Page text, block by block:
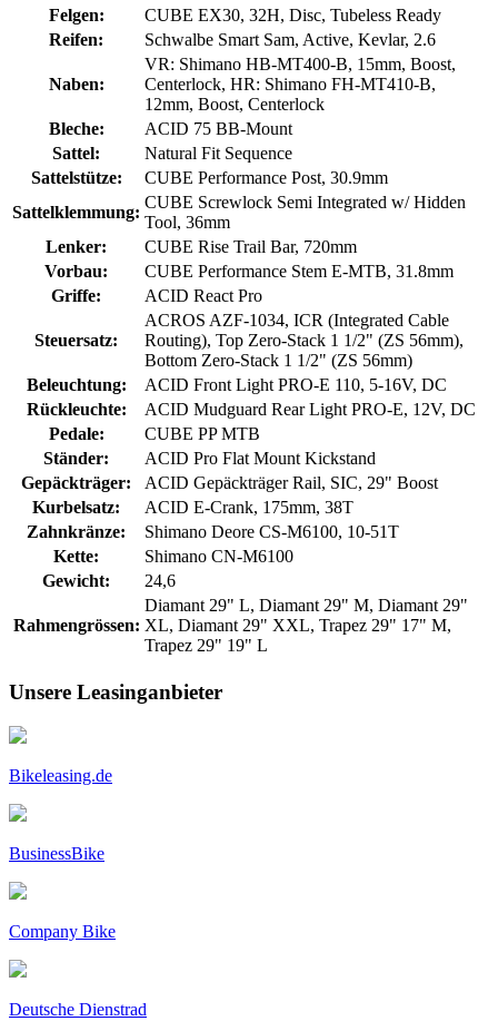
Felgen:
CUBE EX30, 32H, Disc, Tubeless Ready
Reifen:
Schwalbe Smart Sam, Active, Kevlar, 2.6
Naben:
VR: Shimano HB-MT400-B, 15mm, Boost,
Centerlock, HR: Shimano FH-MT410-B,
12mm, Boost, Centerlock
Bleche:
ACID 75 BB-Mount
Sattel:
Natural Fit Sequence
Sattelstütze:
CUBE Performance Post, 30.9mm
Sattelklemmung:
CUBE Screwlock Semi Integrated w/ Hidden
Tool, 36mm
Lenker:
CUBE Rise Trail Bar, 720mm
Vorbau:
CUBE Performance Stem E-MTB, 31.8mm
Griffe:
ACID React Pro
Steuersatz:
ACROS AZF-1034, ICR (Integrated Cable
Routing), Top Zero-Stack 1 1/2" (ZS 56mm),
Bottom Zero-Stack 1 1/2" (ZS 56mm)
Beleuchtung:
ACID Front Light PRO-E 110, 5-16V, DC
Rückleuchte:
ACID Mudguard Rear Light PRO-E, 12V, DC
Pedale:
CUBE PP MTB
Ständer:
ACID Pro Flat Mount Kickstand
Gepäckträger:
ACID Gepäckträger Rail, SIC, 29" Boost
Kurbelsatz:
ACID E-Crank, 175mm, 38T
Zahnkränze:
Shimano Deore CS-M6100, 10-51T
Kette:
Shimano CN-M6100
Gewicht:
24,6
Rahmengrössen:
Diamant 29" L, Diamant 29" M, Diamant 29"
XL, Diamant 29" XXL, Trapez 29" 17" M,
Trapez 29" 19" L
Unsere Leasinganbieter
Bikeleasing.de
BusinessBike
Company Bike
Deutsche Dienstrad